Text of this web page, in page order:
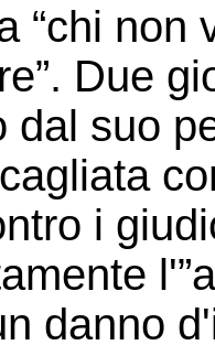
“chi
Due
dal suo
i
danno